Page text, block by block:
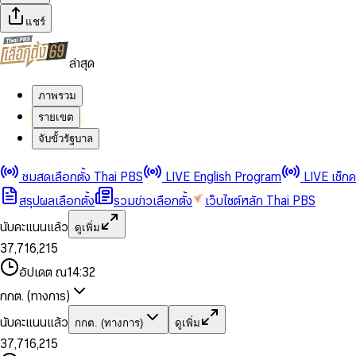
แชร์
ล่าสุด
ภาพรวม
รายเขต
จับขั้วรัฐบาล
ชมสดเลือกตั้ง Thai PBS LIVE English Program
LIVE เช็ก
สรุปผลเลือกตั้ง
รวมข่าวเลือกตั้ง
เว็บไซต์หลัก Thai PBS
นับคะแนนแล้ว
ดูเพิ่ม
0
1
2
3
4
5
6
8
9
2
3
4
5
6
7
8
9
,
0
2
4
6
7
8
9
0
1
2
3
4
5
6
7
8
1
3
5
6
7
8
9
,
1
2
4
5
7
8
9
0
1
3
4
6
7
8
0
2
3
4
5
7
8
อัปเดต ณ14:32
กกต. (ทางการ)
นับคะแนนแล้ว
กกต. (ทางการ) ดูเพิ่ม
0
1
2
3
0
1
2
4
5
6
7,
0
1
2
4
6
7
0
1
0
1
3
5
6,
1
2
0
1
0
2
3
4
5